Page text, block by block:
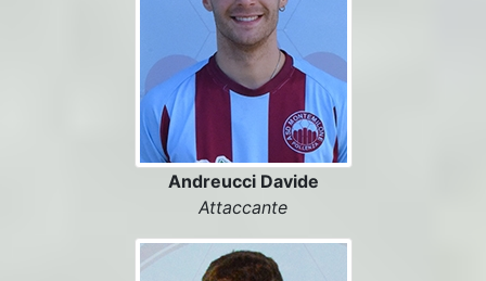
Andreucci Davide
Attaccante